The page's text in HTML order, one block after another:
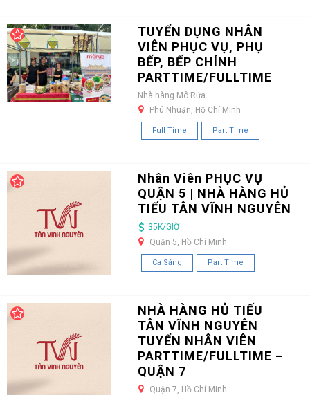
TUYỂN DỤNG NHÂN
VIÊN PHỤC VỤ, PHỤ
BẾP, BẾP CHÍNH
PARTTIME/FULLTIME
Nhà hàng Mô Rứa
Phú Nhuận, Hồ Chí Minh
Full Time Part Time
Nhân Viên PHỤC VỤ
QUẬN 5 | NHÀ HÀNG HỦ
TIẾU TÂN VĨNH NGUYÊN
35K/GIỜ
Quận 5, Hồ Chí Minh
Ca Sáng Part Time
NHÀ HÀNG HỦ TIẾU
TÂN VĨNH NGUYÊN
TUYỂN NHÂN VIÊN
PARTTIME/FULLTIME –
QUẬN 7
Quận 7, Hồ Chí Minh